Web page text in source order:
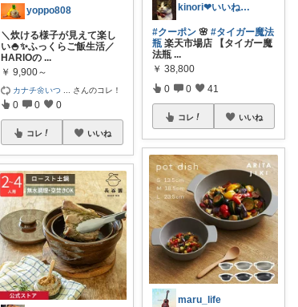
yoppo808
＼炊ける様子が見えて楽し
い🍚✨ふっくらご飯生活／
HARIOの ...
￥ 9,900～
カナチ🌼いつ さんのコレ！
0 0 0
コレ いいね
kinori❤︎いいねご購入感謝です💝
#クーポン 🌸#タイガー魔法
瓶 楽天市場店 【タイガー魔
法瓶 ...
￥ 38,800
0 0 41
コレ いいね
maru_life